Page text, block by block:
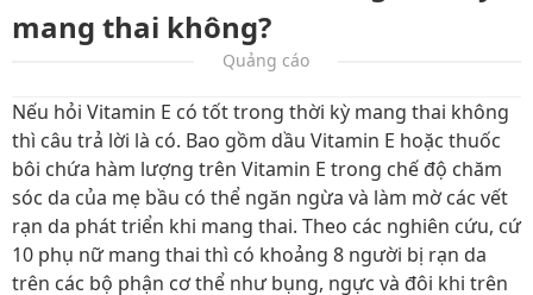
mang thai không?
Quảng cáo
Nếu hỏi Vitamin E có tốt trong thời kỳ mang thai không
thì câu trả lời là có. Bao gồm dầu Vitamin E hoặc thuốc
bôi chứa hàm lượng trên Vitamin E trong chế độ chăm
sóc da của mẹ bầu có thể ngăn ngừa và làm mờ các vết
rạn da phát triển khi mang thai. Theo các nghiên cứu, cứ
10 phụ nữ mang thai thì có khoảng 8 người bị rạn da
trên các bộ phận cơ thể như bụng, ngực và đôi khi trên